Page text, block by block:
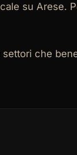
su Arese.
che